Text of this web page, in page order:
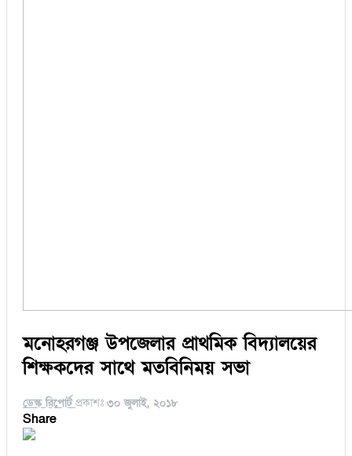
মনোহরগঞ্জ উপজেলার প্রাথমিক বিদ্যালয়ের
শিক্ষকদের সাথে মতবিনিময় সভা
ডেস্ক রিপোর্ট প্রকাশঃ ৩০ জুলাই, ২০১৮
Share